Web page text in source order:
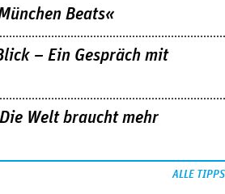
Beats«
– Ein Gespräch mit
Welt braucht mehr
ALLE TIPPS